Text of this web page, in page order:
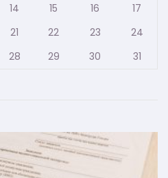
14 15 16
17
21 22 23
24
28 29 30 31